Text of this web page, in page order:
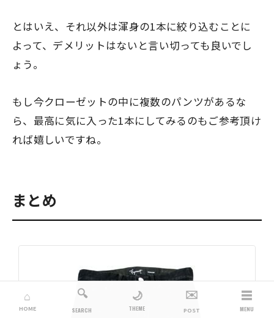
とはいえ、それ以外は渾身の1本に絞り込むことに
よって、デメリットはないと言い切っても良いでし
ょう。
もし今クローゼットの中に複数のパンツがあるな
ら、最高に気に入った1本にしてみるのもご参考頂け
れば嬉しいですね。
まとめ
⌂
HOME
🔍
SEARCH
🌙
THEME
✉️
POST
☰
MENU